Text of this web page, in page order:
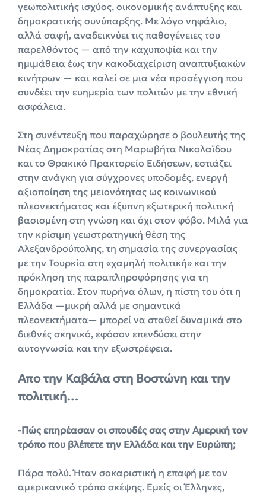
γεωπολιτικής ισχύος, οικονομικής ανάπτυξης και
δημοκρατικής συνύπαρξης. Με λόγο νηφάλιο,
αλλά σαφή, αναδεικνύει τις παθογένειες του
παρελθόντος — από την καχυποψία και την
ημιμάθεια έως την κακοδιαχείριση αναπτυξιακών
κινήτρων — και καλεί σε μια νέα προσέγγιση που
συνδέει την ευημερία των πολιτών με την εθνική
ασφάλεια.
Στη συνέντευξη που παραχώρησε ο βουλευτής της
Νέας Δημοκρατίας στη Μαρωβήτα Νικολαϊδου
και το Θρακικό Πρακτορείο Ειδήσεων, εστιάζει
στην ανάγκη για σύγχρονες υποδομές, ενεργή
αξιοποίηση της μειονότητας ως κοινωνικού
πλεονεκτήματος και έξυπνη εξωτερική πολιτική
βασισμένη στη γνώση και όχι στον φόβο. Μιλά για
την κρίσιμη γεωστρατηγική θέση της
Αλεξανδρούπολης, τη σημασία της συνεργασίας
με την Τουρκία στη «χαμηλή πολιτική» και την
πρόκληση της παραπληροφόρησης για τη
δημοκρατία. Στον πυρήνα όλων, η πίστη του ότι η
Ελλάδα —μικρή αλλά με σημαντικά
πλεονεκτήματα— μπορεί να σταθεί δυναμικά στο
διεθνές σκηνικό, εφόσον επενδύσει στην
αυτογνωσία και την εξωστρέφεια.
Απο την Καβάλα στη Βοστώνη και την
πολιτική…
-Πώς επηρέασαν οι σπουδές σας στην Αμερική τον
τρόπο που βλέπετε την Ελλάδα και την Ευρώπη;
Πάρα πολύ. Ήταν σοκαριστική η επαφή με τον
αμερικανικό τρόπο σκέψης. Εμείς οι Έλληνες,